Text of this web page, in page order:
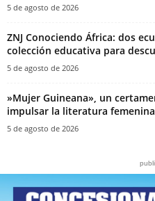
5 de agosto de 2026
ZNJ Conociendo África: dos
colección educativa para
5 de agosto de 2026
‎»Mujer Guineana», un
impulsar la literatura
5 de agosto de 2026